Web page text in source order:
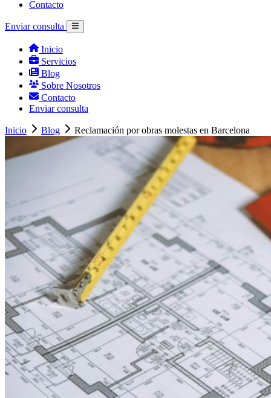
Contacto
Enviar consulta
Inicio
Servicios
Blog
Sobre Nosotros
Contacto
Enviar consulta
Inicio Blog Reclamación por obras molestas en Barcelona